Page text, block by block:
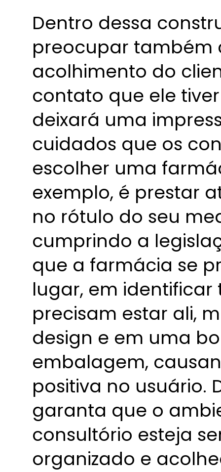
Dentro dessa
preocupar também
acolhimento do
contato que ele
deixará uma
cuidados que os
escolher uma
exemplo, é prestar
no rótulo do seu
cumprindo a
que a farmácia se
lugar, em identificar
precisam estar ali,
design e em uma
embalagem,
positiva no usuário.
garanta que o
consultório esteja
organizado e